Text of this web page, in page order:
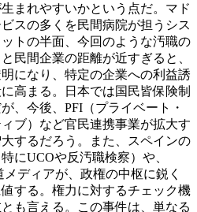
まれやすいかという点だ。マド
スの多くを民間病院が担うシス
トの半面、今回のような汚職の
民間企業の距離が近すぎると、
になり、特定の企業への利益誘
高まる。日本では国民皆保険制
、今後、PFI（プライベート・
ブ）など官民連携事業が拡大す
するだろう。また、スペインの
にUCOや反汚職検察）や、
ディアが、政権の中枢に鋭く
する。権力に対するチェック機
も言える。この事件は、単なる